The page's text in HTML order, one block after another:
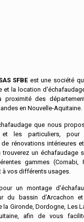
SFBEest une société
et la location
proximité des
en Nouvelle-Aquitaine.
que nous
et les particuliers,
rénovations intérieures
trouverez un échafaudage
gammes (Comabi,
à vos différents usages.
un montage
du bassin d’Arcachon
la Gironde, Dordogne, Les
afin de vous